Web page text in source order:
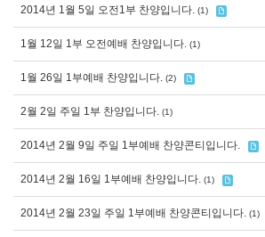
2014년 1월 5일 오전1부 찬양입니다. (1)
1월 12일 1부 오전예배 찬양입니다. (1)
1월 26일 1부예배 찬양입니다. (2)
2월 2일 주일 1부 찬양입니다. (1)
2014년 2월 9일 주일 1부예배 찬양콘티입니다.
2014년 2월 16일 1부예배 찬양입니다. (1)
2014년 2월 23일 주일 1부예배 찬양콘티입니다. (1)